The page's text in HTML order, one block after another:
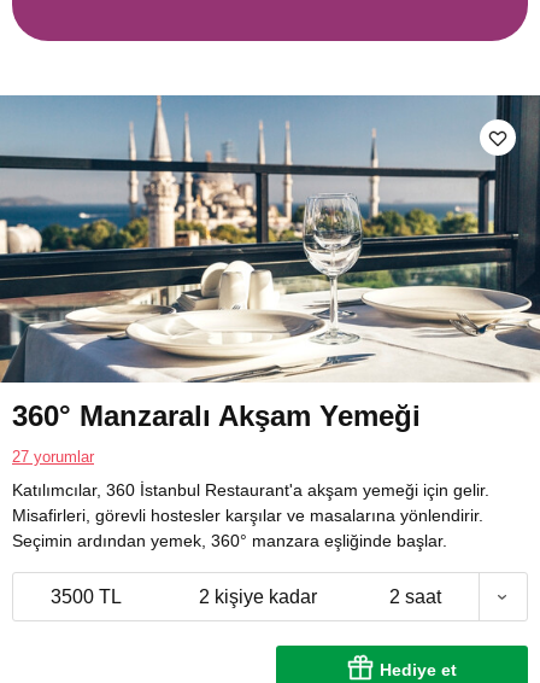
360° Manzaralı Akşam Yemeği
27 yorumlar
Katılımcılar, 360 İstanbul Restaurant'a akşam yemeği için gelir.
Misafirleri, görevli hostesler karşılar ve masalarına yönlendirir.
Seçimin ardından yemek, 360° manzara eşliğinde başlar.
3500 TL 2 kişiye kadar 2 saat
Hediye et